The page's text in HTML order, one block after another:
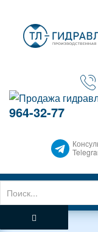
964-32-77